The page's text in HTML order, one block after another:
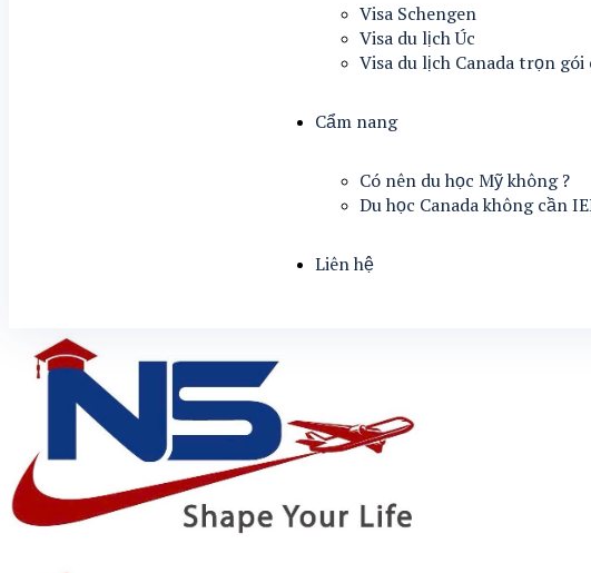
Visa Schengen
Visa du lịch Úc
Visa du lịch Canada trọn gói
Cẩm nang
Có nên du học Mỹ không ?
Du học Canada không cần
Liên hệ